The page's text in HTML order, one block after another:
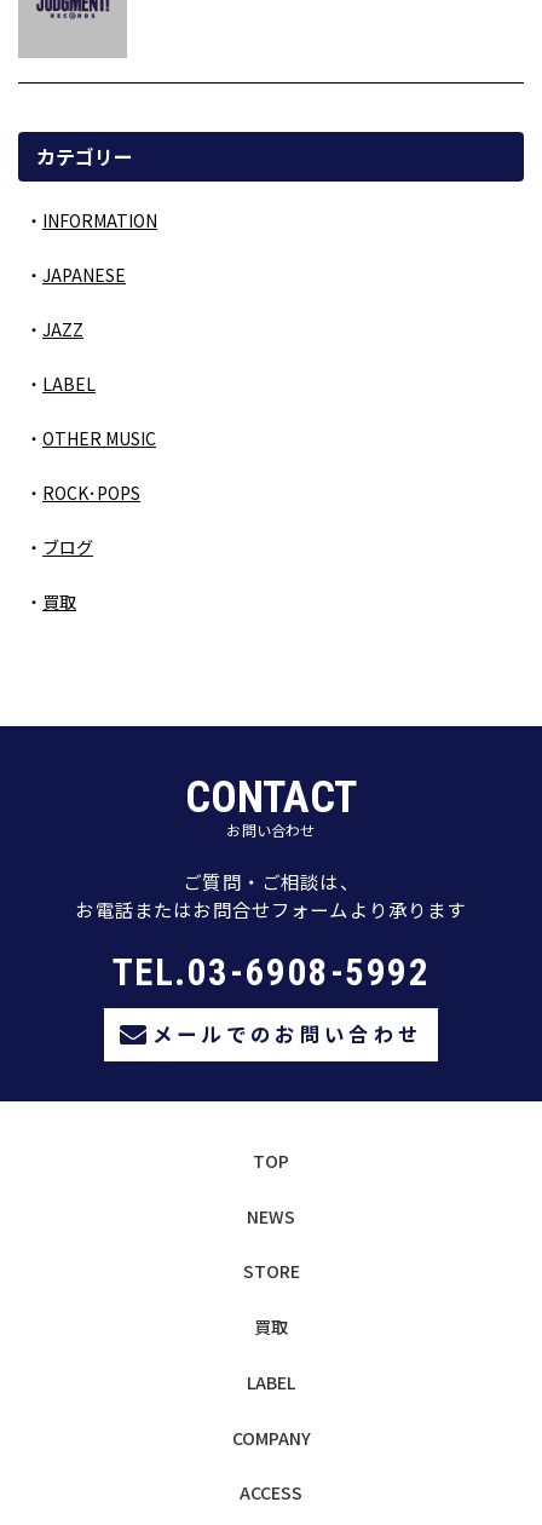
カテゴリー
INFORMATION
JAPANESE
JAZZ
LABEL
OTHER MUSIC
ROCK･POPS
ブログ
買取
CONTACT
お問い合わせ
ご質問・ご相談は、
お電話またはお問合せフォームより承ります
TEL.03-6908-5992
メールでのお問い合わせ
TOP
NEWS
STORE
買取
LABEL
COMPANY
ACCESS